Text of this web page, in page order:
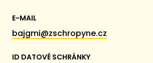
E-MAIL
bajgmi@zschropyne.cz
ID DATOVÉ SCHRÁNKY